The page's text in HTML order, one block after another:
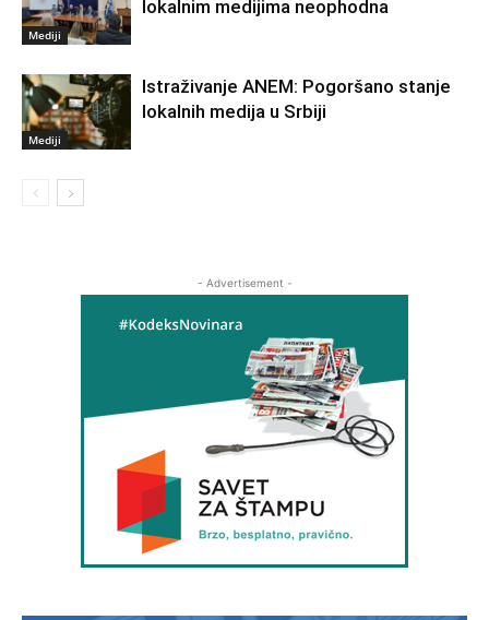
Mediji
lokalnim medijima neophodna
Mediji
Istraživanje ANEM: Pogoršano stanje
lokalnih medija u Srbiji
- Advertisement -